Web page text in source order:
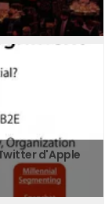
d'Apple